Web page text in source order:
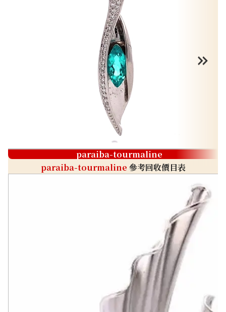
paraiba-tourmaline
paraiba-tourmaline 參考回收價目表